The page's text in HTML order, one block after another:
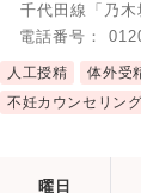
千代田線「乃
電話番号：
人工授精 体外受
不妊カウンセリング
曜日